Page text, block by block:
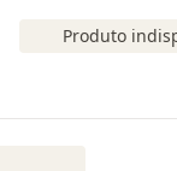
Produto